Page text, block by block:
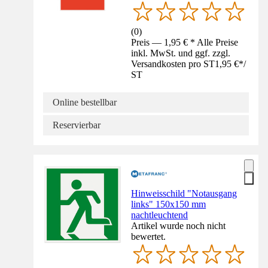
(0)
Preis — 1,95 € * Alle Preise
inkl. MwSt. und ggf. zzgl.
Versandkosten pro ST1,95 €*/
ST
Online bestellbar
Reservierbar
Hinweisschild "Notausgang
links" 150x150 mm
nachtleuchtend
Artikel wurde noch nicht
bewertet.